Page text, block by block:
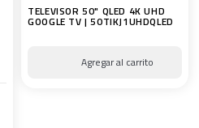
TELEVISOR 50" QLED 4K UHD
GOOGLE TV | 50TIKJ1UHDQLED